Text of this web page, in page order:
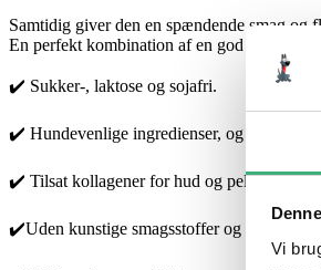
Vi
Samtidig giver den en spændende smag og
En perfekt kombination af en god snack,
✔️ Sukker-, laktose og sojafri.
✔️ Hundevenlige ingredienser, og
✔️ Tilsat kollagener for hud og pels.
✔️Uden kunstige smagsstoffer og farver.